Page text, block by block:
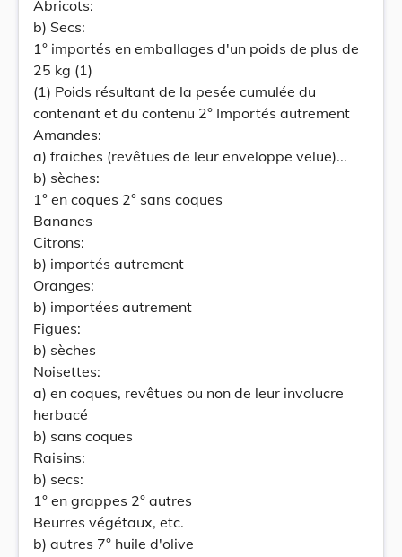
Abricots:
b) Secs:
1° importés en emballages d'un poids de plus de
25 kg (1)
(1) Poids résultant de la pesée cumulée du
contenant et du contenu 2° Importés autrement
Amandes:
a) fraiches (revêtues de leur enveloppe velue)...
b) sèches:
1° en coques 2° sans coques
Bananes
Citrons:
b) importés autrement
Oranges:
b) importées autrement
Figues:
b) sèches
Noisettes:
a) en coques, revêtues ou non de leur involucre
herbacé
b) sans coques
Raisins:
b) secs:
1° en grappes 2° autres
Beurres végétaux, etc.
b) autres 7° huile d'olive